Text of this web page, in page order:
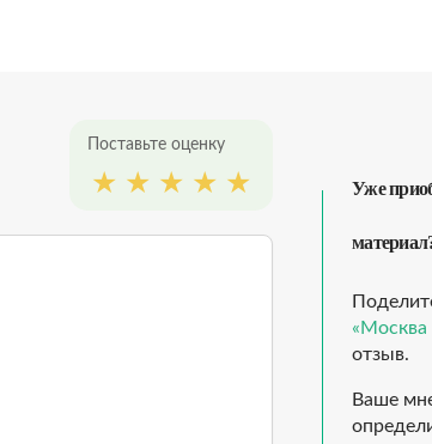
Поставьте оценку
Уже
«Москва
отзыв.
Ваше